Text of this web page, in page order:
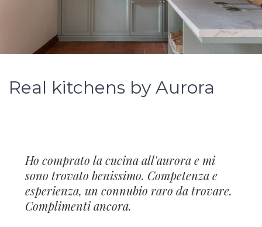
Real kitchens by Aurora
Ho comprato la cucina all'aurora e mi
sono trovato benissimo. Competenza e
esperienza, un connubio raro da trovare.
Complimenti ancora.